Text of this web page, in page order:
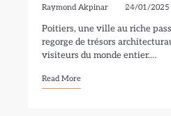
Raymond Akpinar 24/01/2025
Poitiers, une ville au riche
regorge de trésors
visiteurs du monde entier.…
Read More